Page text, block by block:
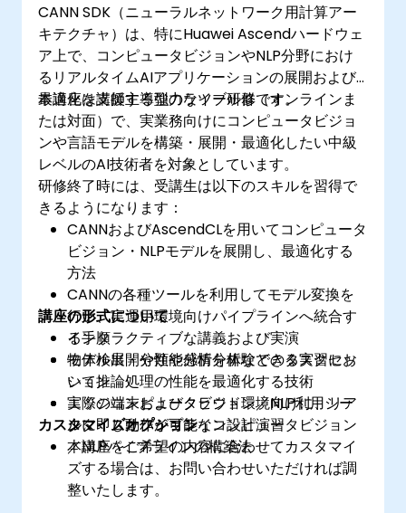
CANN SDK（ニューラルネットワーク用計算アー
キテクチャ）は、特にHuawei Ascendハードウェ
ア上で、コンピュータビジョンやNLP分野におけ
るリアルタイムAIアプリケーションの展開および
最適化を支援する強力なツール群です。
本講座は講師主導型のライブ研修（オンラインま
たは対面）で、実業務向けにコンピュータビジョ
ンや言語モデルを構築・展開・最適化したい中級
レベルのAI技術者を対象としています。
研修終了時には、受講生は以下のスキルを習得で
きるようになります：
CANNおよびAscendCLを用いてコンピュータ
ビジョン・NLPモデルを展開し、最適化する
方法
CANNの各種ツールを利用してモデル変換を
行い、実運用環境向けパイプラインへ統合す
る手順
物体検出・分類や感情分析などのタスクにお
いて推論処理の性能を最適化する技術
エッジ端末およびクラウド環境向けに、リア
ルタイム動作が可能なコンピュータビジョン
／NLPパイプラインの構築法
講座の形式について
インタラクティブな講義および実演
モデル展開や性能分析を体験できる実習セッ
ション
実際のコンピュータビジョン／NLP利用シー
ンに即したパイプライン設計演習
カスタマイズオプション
本講座をご希望の内容に合わせてカスタマイ
ズする場合は、お問い合わせいただければ調
整いたします。